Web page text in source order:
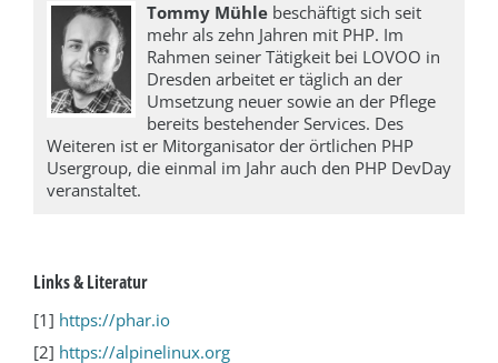
Tommy Mühle beschäftigt sich seit
mehr als zehn Jahren mit PHP. Im
Rahmen seiner Tätigkeit bei LOVOO in
Dresden arbeitet er täglich an der
Umsetzung neuer sowie an der Pflege
bereits bestehender Services. Des
Weiteren ist er Mitorganisator der örtlichen PHP
Usergroup, die einmal im Jahr auch den PHP DevDay
veranstaltet.
Links & Literatur
[1] https://phar.io
[2] https://alpinelinux.org